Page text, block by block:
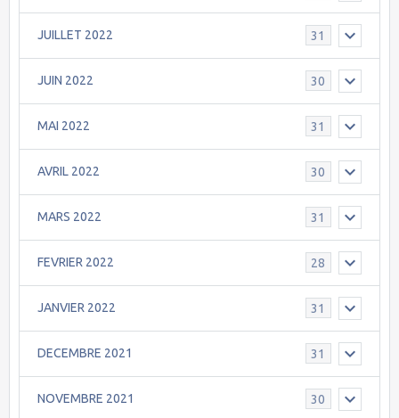
JUILLET 2022 31
JUIN 2022 30
MAI 2022 31
AVRIL 2022 30
MARS 2022 31
FEVRIER 2022 28
JANVIER 2022 31
DECEMBRE 2021 31
NOVEMBRE 2021 30